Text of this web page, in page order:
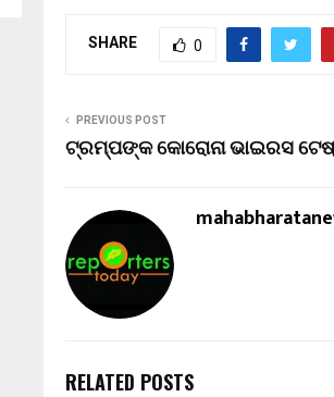
SHARE 0
PREVIOUS POST
ଟ୍ରମ୍ପଙ୍କ କୋରୋନା ଭାଇରସ
RELATED POSTS